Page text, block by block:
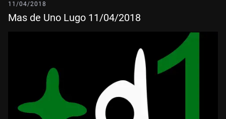
11/04/2018
Mas de Uno Lugo 11/04/2018